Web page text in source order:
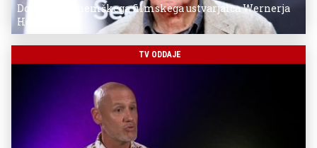
Donostia za nemškega filmskega ustvarjalca Wernerja
Herzoga
TV ODDAJE